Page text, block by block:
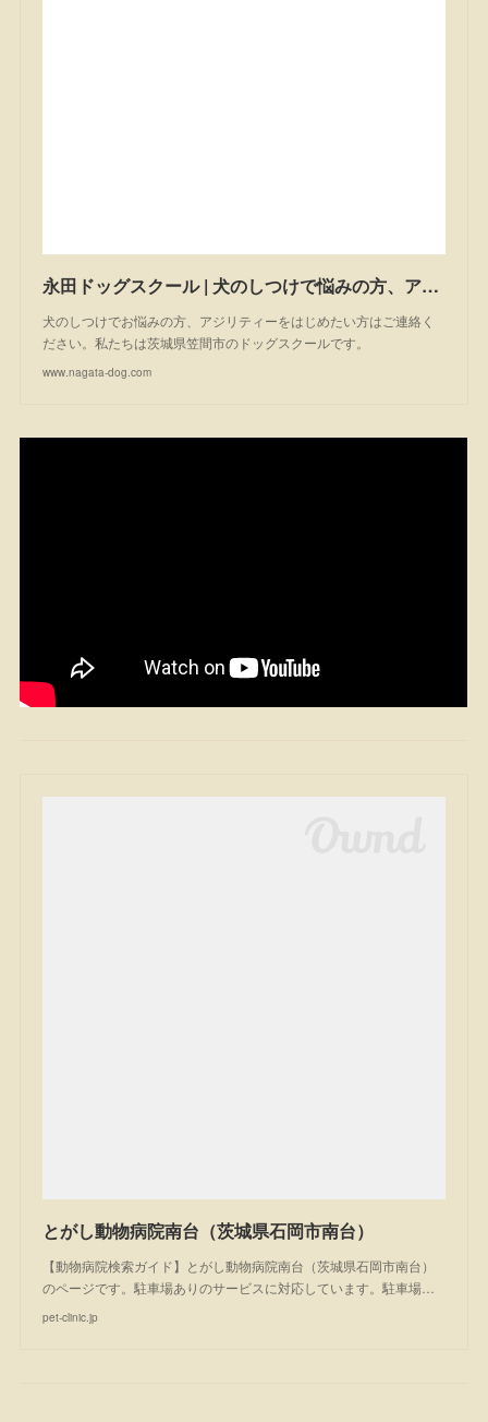
永田ドッグスクール | 犬のしつけで悩みの方、アジリティーを始めたい方は一度ご相談ください。私たちは茨城県笠間市のドッグスクールです。
犬のしつけでお悩みの方、アジリティーをはじめたい方はご連絡く
ださい。私たちは茨城県笠間市のドッグスクールです。
www.nagata-dog.com
とがし動物病院南台（茨城県石岡市南台）
【動物病院検索ガイド】とがし動物病院南台（茨城県石岡市南台）
のページです。駐車場ありのサービスに対応しています。駐車場…
pet-clinic.jp